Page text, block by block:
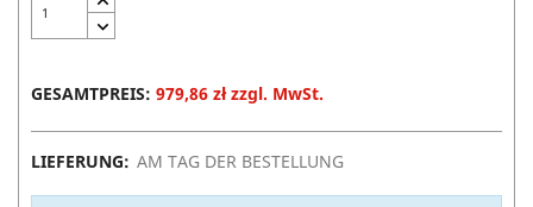
GESAMTPREIS: 979,86 zł zzgl. MwSt.
LIEFERUNG: AM TAG DER BESTELLUNG